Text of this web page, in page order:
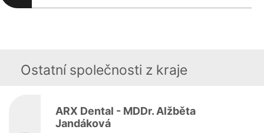
Ostatní společnosti z kraje
ARX Dental - MDDr. Alžběta
Jandáková